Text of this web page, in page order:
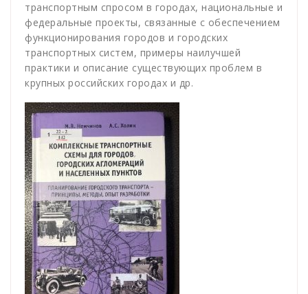
транспортным спросом в городах, национальные и
федеральные проекты, связанные с обеспечением
функционирования городов и городских
транспортных систем, примеры наилучшей
практики и описание существующих проблем в
крупных российских городах и др.